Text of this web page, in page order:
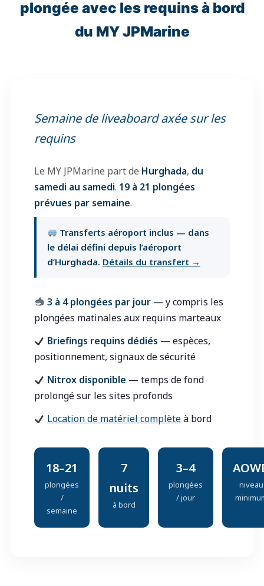
plongée avec les requins à bord
du MY JPMarine
Semaine de liveaboard axée sur les
requins
Le MY JPMarine part de Hurghada, du
samedi au samedi. 19 à 21 plongées
prévues par semaine.
Transferts aéroport inclus — dans
le délai défini depuis l’aéroport
d’Hurghada. Détails du transfert →
3 à 4 plongées par jour — y compris les
plongées matinales aux requins marteaux
Briefings requins dédiés — espèces,
positionnement, signaux de sécurité
Nitrox disponible — temps de fond
prolongé sur les sites profonds
Location de matériel complèteà bord
18–21
plongées
/
semaine
7
nuits
à bord
3–4
plongées
/ jour
niveau